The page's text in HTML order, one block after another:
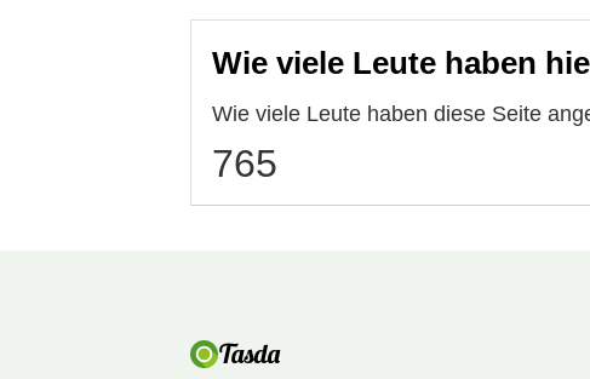
Wie viele Leute haben
Wie viele Leute haben diese Seite
765